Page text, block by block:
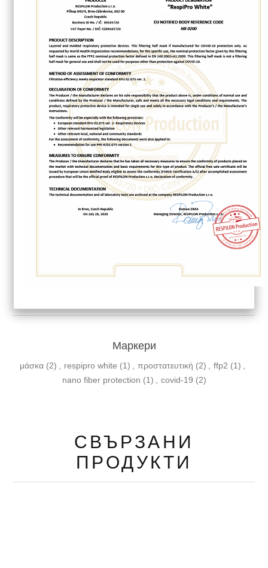
Маркери
μάσκα (2) respipro white (1) προστατευτική (2) ffp2 (1)
nano fiber protection (1) covid-19 (2)
СВЪРЗАНИ
ПРОДУКТИ